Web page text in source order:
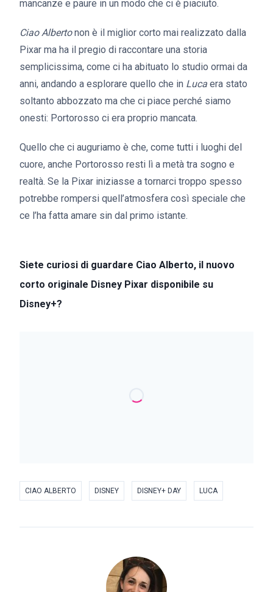
mancanze e paure in un modo che ci è piaciuto.
Ciao Albertonon è il miglior corto mai realizzato dalla
Pixar ma ha il pregio di raccontare una storia
semplicissima, come ci ha abituato lo studio ormai da
anni, andando a esplorare quello che in Luca era stato
soltanto abbozzato ma che ci piace perché siamo
onesti: Portorosso ci era proprio mancata.
Quello che ci auguriamo è che, come tutti i luoghi del
cuore, anche Portorosso resti lì a metà tra sogno e
realtà. Se la Pixar iniziasse a tornarci troppo spesso
potrebbe rompersi quell’atmosfera così speciale che
ce l’ha fatta amare sin dal primo istante.
Siete curiosi di guardare Ciao Alberto, il nuovo
corto originale Disney Pixar disponibile su
Disney+?
CIAO ALBERTO DISNEY DISNEY+ DAY LUCA